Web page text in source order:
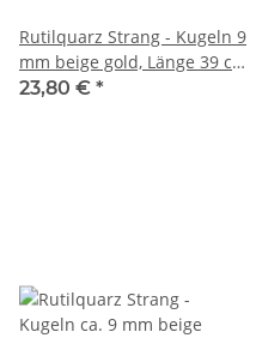
Rutilquarz Strang - Kugeln 9
mm beige gold, Länge 39 cm
/4704
23,80 € *